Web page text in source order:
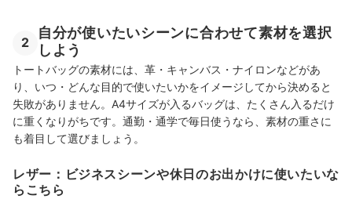
2
自分が使いたいシーンに合わせて素材を選択
しよう
トートバッグの素材には、革・キャンバス・ナイロンなどがあ
り、いつ・どんな目的で使いたいかをイメージしてから決めると
失敗がありません。A4サイズが入るバッグは、たくさん入るだけ
に重くなりがちです。通勤・通学で毎日使うなら、素材の重さに
も着目して選びましょう。
レザー：ビジネスシーンや休日のお出かけに使いたいな
らこちら